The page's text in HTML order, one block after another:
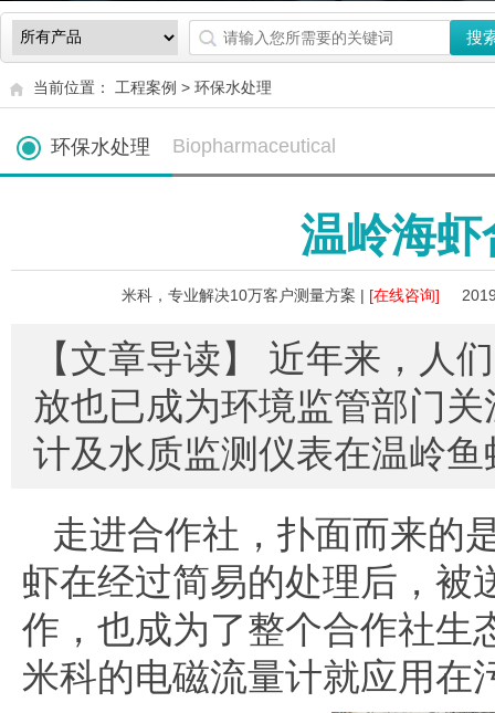
当前位置： 工程案例 > 环保水处理
环保水处理 Biopharmaceutical
温岭海
米科，专业解决10万客户测量方案 | [在线咨询]
【文章导读】 近年来，人
放也已成为环境监管部门
计及水质监测仪表在温岭
走进合作社，扑面而来的
虾在经过简易的处理后，被
作，也成为了整个合作社生
米科的电磁流量计就应用在